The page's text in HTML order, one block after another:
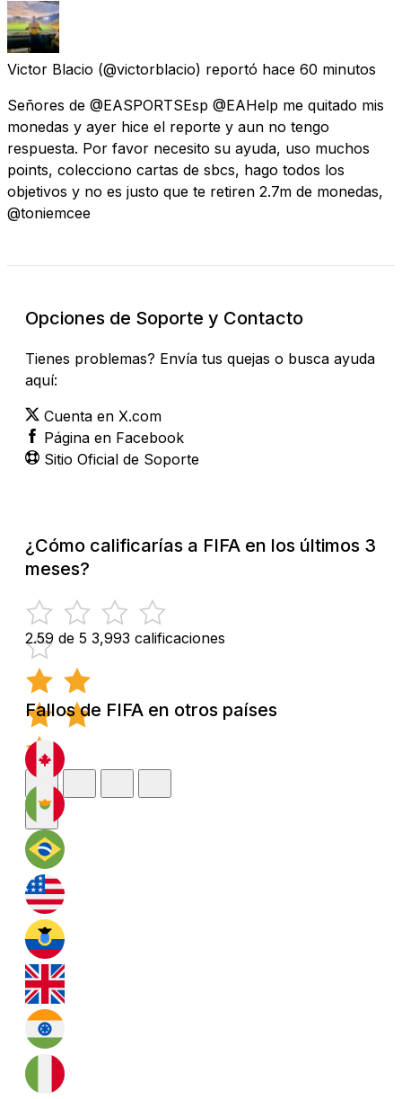
Victor Blacio (@victorblacio) reportó hace 60 minutos
Señores de @EASPORTSEsp @EAHelp me quitado mis
monedas y ayer hice el reporte y aun no tengo
respuesta. Por favor necesito su ayuda, uso muchos
points, colecciono cartas de sbcs, hago todos los
objetivos y no es justo que te retiren 2.7m de monedas,
@toniemcee
Opciones de Soporte y Contacto
Tienes problemas? Envía tus quejas o busca ayuda
aquí:
Cuenta en X.com
Página en Facebook
Sitio Oficial de Soporte
¿Cómo calificarías a FIFA en los últimos 3
meses?
2.59 de 5 3,993 calificaciones
Fallos de FIFA en otros países